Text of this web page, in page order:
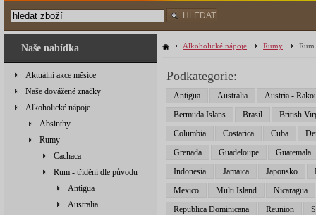
Naše nabídka
Aktuální akce měsíce
Naše dovážené značky
Alkoholické nápoje
Absinthy
Rumy
Cachaca
Rum - třídění dle původu
Antigua
Australia
Alkoholické nápoje Rumy
Podkategorie:
Antigua Australia
Austria -
Bermuda Islans
Brasil
British
Columbia
Costarica Cuba
Grenada
Guadeloupe
Guatemala
Indonesia
Jamaica Japonsko
Mexico
Multi Island
Nicaragua
Republica Dominicana
Reunion
HLEDAT